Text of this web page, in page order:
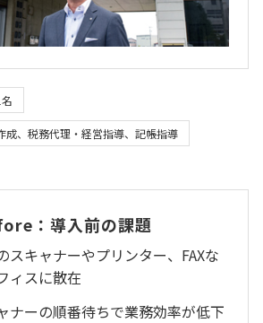
成、 税務代理・経営指導、記帳指導
：導入前の課題
スキャナーやプリンター、FAXな
ィスに散在
ナーの順番待ちで業務効率が低下